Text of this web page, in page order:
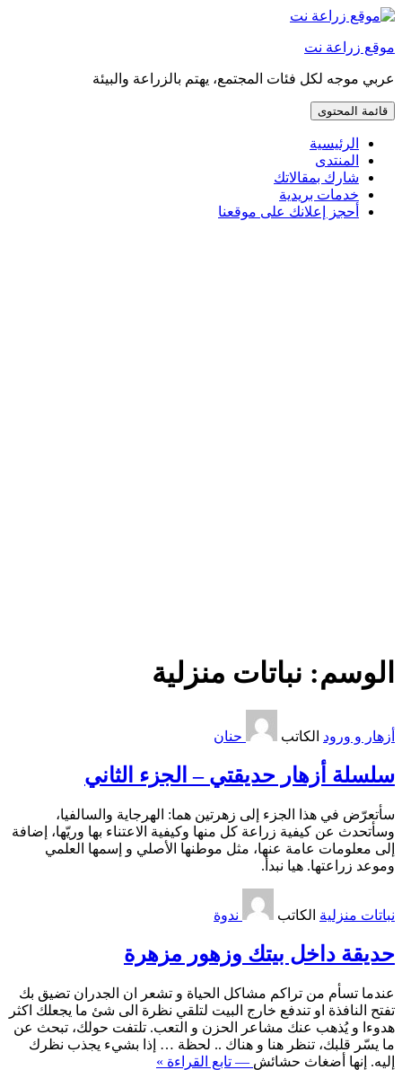
إذهب
إلى
موقع زراعة نت
عربي موجه لكل فئات المجتمع، يهتم بالزراعة والبيئة
قائمة المحتوى
الرئيسية
المنتدى
شارك بمقالاتك
خدمات بريدية
أحجز إعلانك على موقعنا
الوسم: نباتات منزلية
أزهار و ورود الكاتب حنان
سلسلة أزهار حديقتي – الجزء الثاني
سأتعرّض في هذا الجزء إلى زهرتين هما: الهرجاية والسالفيا،
وسأتحدث عن كيفية زراعة كل منها وكيفية الاعتناء بها وريّها، إضافة
إلى معلومات عامة عنها، مثل موطنها الأصلي و إسمها العلمي
وموعد زراعتها. هيا نبدأ.
نباتات منزلية الكاتب ندوة
حديقة داخل بيتك وزهور مزهرة
عندما تسأم من تراكم مشاكل الحياة و تشعر ان الجدران تضيق بك
تفتح النافذة او تندفع خارج البيت لتلقي نظرة الى شئ ما يجعلك اكثر
هدوءا و يُذهب عنك مشاعر الحزن و التعب. تلتفت حولك، تبحث عن
ما يسّر قلبك، تنظر هنا و هناك .. لحظة … إذا بشيء يجذب نظرك
إليه. إنها أضغاث حشائش — تابع القراءة »